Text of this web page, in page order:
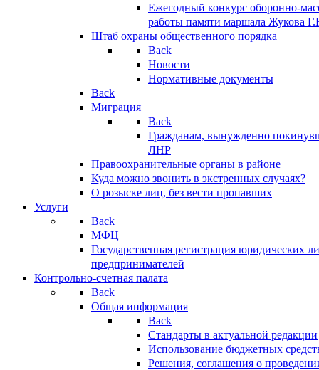
Ежегодный конкурс оборонно-
работы памяти маршала Жукова
Штаб охраны общественного порядка
Back
Новости
Нормативные документы
Back
Миграция
Back
Гражданам, вынужденно
ЛНР
Правоохранительные органы в районе
Куда можно звонить в экстренных случаях?
О розыске лиц, без вести пропавших
Услуги
Back
МФЦ
Государственная регистрация юридических
предпринимателей
Контрольно-счетная палата
Back
Общая информация
Back
Стандарты в актуальной редакции
Использование бюджетных
Решения, соглашения о